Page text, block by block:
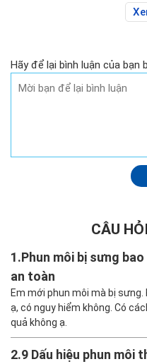
Hãy để lại bình luận của bạn
CÂU
1.Phun môi bị sưng
an toàn
Em mới phun môi mà bị
ạ, có nguy hiểm không. Có
quả không ạ.
2.9 Dấu hiệu phun môi